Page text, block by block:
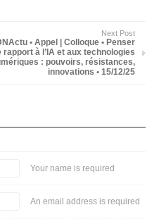
Next Post
• Appel | Colloque • Penser
rapport à l’IA et aux technologies
: pouvoirs, résistances,
innovations • 15/12/25
Your name is required
An email address is required